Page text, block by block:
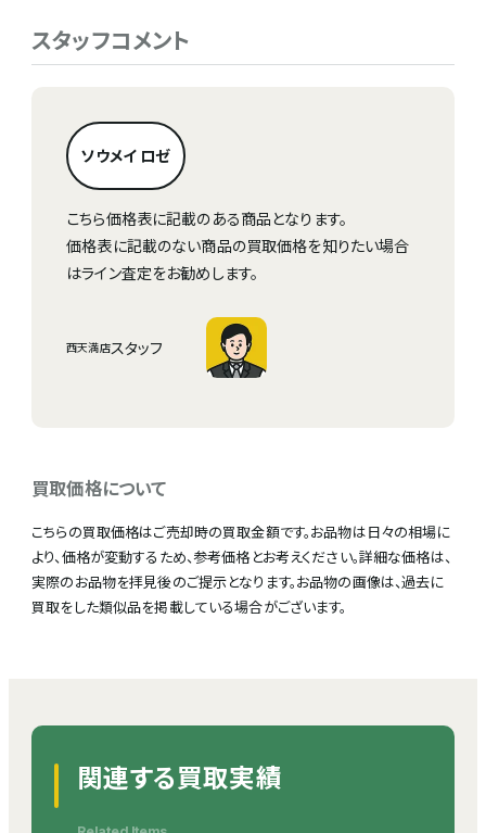
スタッフコメント
ソウメイ ロゼ
こちら価格表に記載のある商品となります。
価格表に記載のない商品の買取価格を知りたい場合
はライン査定をお勧めします。
西天満店スタッフ
買取価格について
こちらの買取価格はご売却時の買取金額です。お品物は日々の相場に
より、価格が変動するため、参考価格とお考えください。詳細な価格は、
実際のお品物を拝見後のご提示となります。お品物の画像は、過去に
買取をした類似品を掲載している場合がございます。
関連する買取実績